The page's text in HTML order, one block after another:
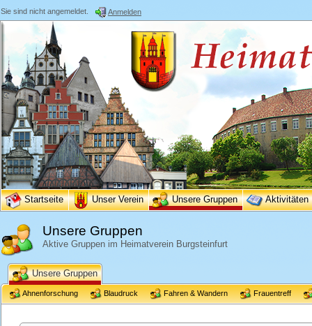
Sie sind nicht angemeldet. Anmelden
Startseite Unser Verein Unsere Gruppen Aktivitäten
Unsere Gruppen
Aktive Gruppen im Heimatverein Burgsteinfurt
Unsere Gruppen
Ahnenforschung Blaudruck Fahren & Wandern Frauentreff